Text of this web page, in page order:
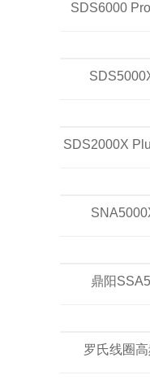
SDS6000
SDS2000X
鼎阳
罗氏线圈